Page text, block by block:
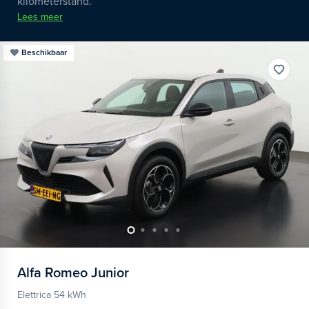
Lees meer
Beschikbaar
Alfa Romeo Junior
Elettrica 54 kWh